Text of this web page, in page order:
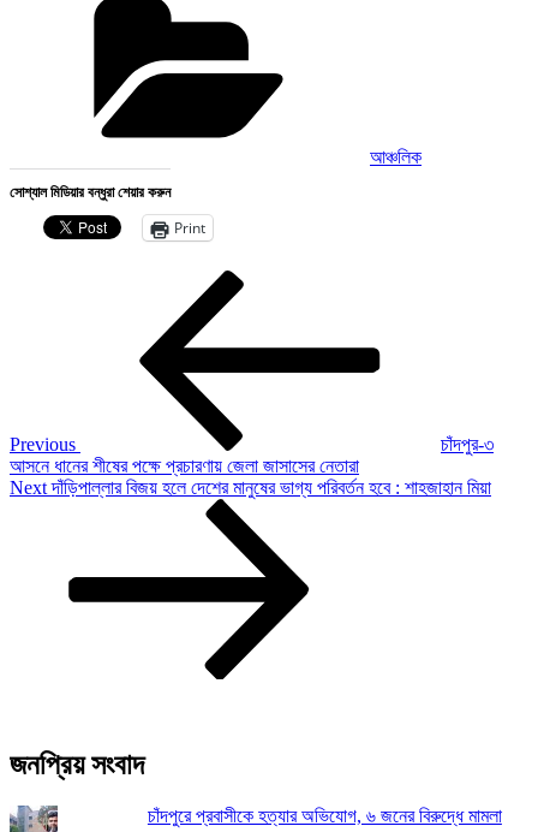
আঞ্চলিক
সোশ্যাল মিডিয়ার বন্ধুরা শেয়ার করুন
Print
Previous
চাঁদপুর-৩
আসনে ধানের শীষের পক্ষে প্রচারণায় জেলা জাসাসের নেতারা
Next
Next দাঁড়িপাল্লার বিজয় হলে দেশের মানুষের ভাগ্য পরিবর্তন হবে : শাহজাহান মিয়া
জনপ্রিয় সংবাদ
চাঁদপুরে প্রবাসীকে হত্যার অভিযোগ, ৬ জনের বিরুদ্ধে মামলা